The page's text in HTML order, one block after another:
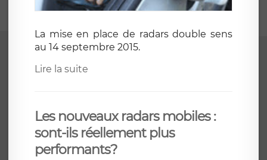
La mise en place de radars double sens
au 14 septembre 2015.
Lire la suite
Les nouveaux radars mobiles :
sont-ils réellement plus
performants?